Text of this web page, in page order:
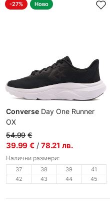
-27% Ново
Converse Day One Runner
OX
Маратонки
54.99 €
39.99 € / 78.21 лв.
Налични размери:
37 38 39
41
42
43 44 45